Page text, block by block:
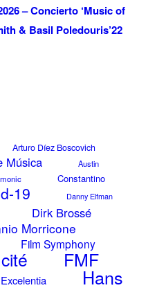
– Concierto ‘Music of
& Basil Poledouris’22
Arturo Díez Boscovich
Música
Austin
Constantino
19 Danny Elfman
Dirk Brossé
Morricone
Film Symphony
FMF
Hans